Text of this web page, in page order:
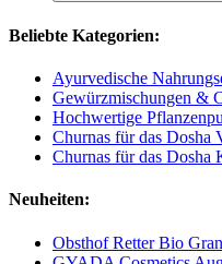
Beliebte Kategorien:
Ayurvedische
Gewürzmischungen &
Hochwertige
Churnas für das Dosha
Churnas für das Dosha
Neuheiten:
Obsthof Retter Bio